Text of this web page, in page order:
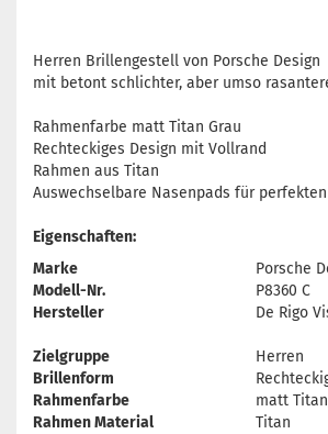
Herren Brillengestell von Porsche Design
mit betont schlichter, aber umso
Rahmenfarbe matt Titan Grau
Rechteckiges Design mit Vollrand
Rahmen aus Titan
Auswechselbare Nasenpads für
Eigenschaften:
Marke
Porsche
Modell-Nr.
P8360 C
Hersteller
De Rigo
Zielgruppe
Herren
Brillenform
Rahmenfarbe
matt
Rahmen Material
Titan